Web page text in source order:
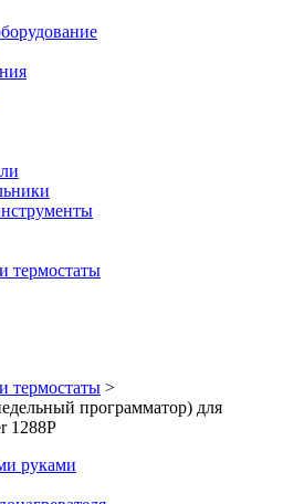
термостаты
термостаты >
программатор) для
1288P
руками